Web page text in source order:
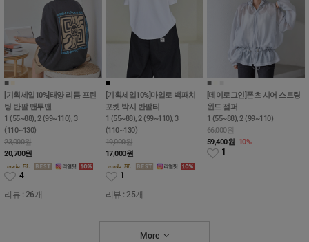
■
[기획세일10%]태양 리듬 프린
팅 반팔 맨투맨
1 (55~88), 2 (99~110), 3
(110~130)
23,000원
20,700원
4
리뷰 : 26개
■
[기획세일10%]마일로 백패치
포켓 박시 반팔티
1 (55~88), 2 (99~110), 3
(110~130)
19,000원
17,000원
1
리뷰 : 25개
■
[데이로그인]폰츠 시어 스트링
윈드 점퍼
1 (55~88), 2 (99~110)
66,000원
59,400원 10%
1
More